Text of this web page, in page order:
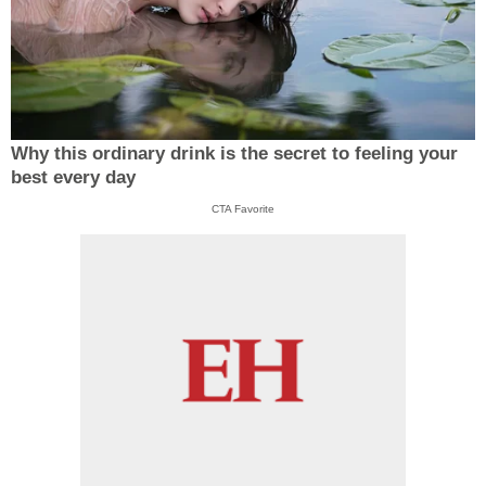
Why this ordinary drink is the secret to feeling your
best every day
CTA Favorite